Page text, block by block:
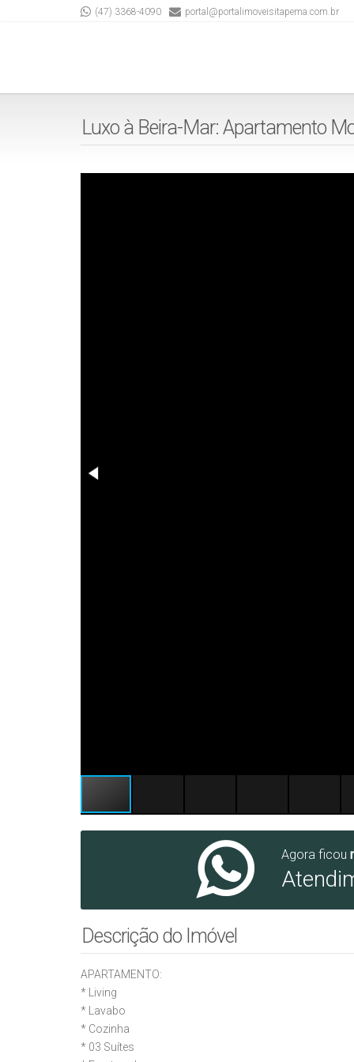
(47) 3368-4090 portal@portalimoveisitapema.com.br
Luxo à Beira-Mar: Apartamento
Agora ficou
Descrição do Imóvel
APARTAMENTO:
* ⁠Living
* ⁠Lavabo
* ⁠Cozinha
* 03 Suítes